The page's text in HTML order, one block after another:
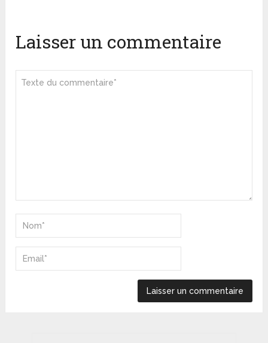
Laisser un commentaire